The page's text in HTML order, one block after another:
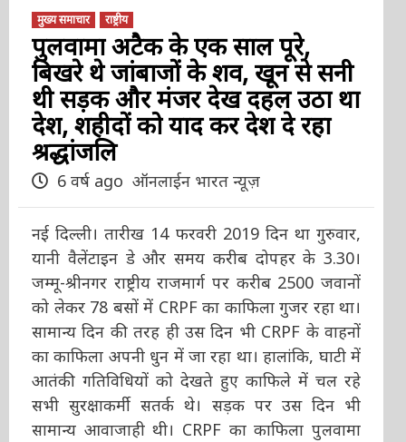
मुख्य समाचार राष्ट्रीय
पुलवामा अटैक के एक साल पूरे,
बिखरे थे जांबाजों के शव, खून से सनी
थी सड़क और मंजर देख दहल उठा था
देश, शहीदों को याद कर देश दे रहा
श्रद्धांजलि
6 वर्ष ago ऑनलाईन भारत न्यूज़
नई दिल्ली। तारीख 14 फरवरी 2019 दिन था गुरुवार,
यानी वैलेंटाइन डे और समय करीब दोपहर के 3.30।
जम्मू-श्रीनगर राष्ट्रीय राजमार्ग पर करीब 2500 जवानों
को लेकर 78 बसों में CRPF का काफिला गुजर रहा था।
सामान्य दिन की तरह ही उस दिन भी CRPF के वाहनों
का काफिला अपनी धुन में जा रहा था। हालांकि, घाटी में
आतंकी गतिविधियों को देखते हुए काफिले में चल रहे
सभी सुरक्षाकर्मी सतर्क थे। सड़क पर उस दिन भी
सामान्य आवाजाही थी। CRPF का काफिला पुलवामा